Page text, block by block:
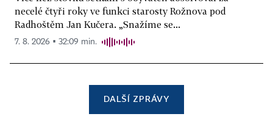
necelé čtyři roky ve funkci starosty Rožnova pod
Radhoštěm Jan Kučera. „Snažíme se...
7. 8. 2026 ▪ 32:09 min.
DALŠÍ ZPRÁVY